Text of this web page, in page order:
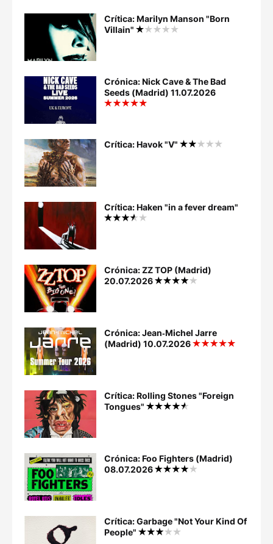
Crítica: Marilyn Manson "Born
Villain"
Crónica: Nick Cave & The Bad
Seeds (Madrid) 11.07.2026
Crítica: Havok "V"
Crítica: Haken "in a fever dream"
Crónica: ZZ TOP (Madrid)
20.07.2026
Crónica: Jean‐Michel Jarre
(Madrid) 10.07.2026
Crítica: Rolling Stones "Foreign
Tongues"
Crónica: Foo Fighters (Madrid)
08.07.2026
Crítica: Garbage "Not Your Kind Of
People"